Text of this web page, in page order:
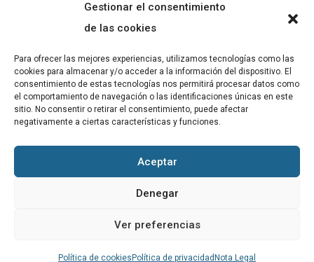
Gestionar el consentimiento
de las cookies
Para ofrecer las mejores experiencias, utilizamos tecnologías como las
cookies para almacenar y/o acceder a la información del dispositivo. El
consentimiento de estas tecnologías nos permitirá procesar datos como
el comportamiento de navegación o las identificaciones únicas en este
sitio. No consentir o retirar el consentimiento, puede afectar
negativamente a ciertas características y funciones.
Aceptar
Denegar
Ver preferencias
Política de cookies Política de privacidad Nota Legal
PUBLICACIONS
CONTACTE
Altres